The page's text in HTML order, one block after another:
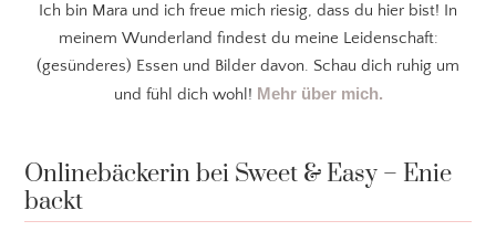
Ich bin Mara und ich freue mich riesig, dass du hier bist! In
meinem Wunderland findest du meine Leidenschaft:
(gesünderes) Essen und Bilder davon. Schau dich ruhig um
und fühl dich wohl! Mehr über mich.
Onlinebäckerin bei Sweet & Easy – Enie
backt